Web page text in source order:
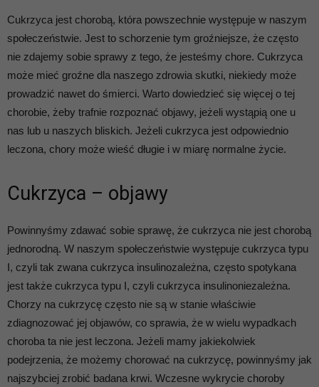
Cukrzyca jest chorobą, która powszechnie występuje w naszym
społeczeństwie. Jest to schorzenie tym groźniejsze, że często
nie zdajemy sobie sprawy z tego, że jesteśmy chore. Cukrzyca
może mieć groźne dla naszego zdrowia skutki, niekiedy może
prowadzić nawet do śmierci. Warto dowiedzieć się więcej o tej
chorobie, żeby trafnie rozpoznać objawy, jeżeli wystąpią one u
nas lub u naszych bliskich. Jeżeli cukrzyca jest odpowiednio
leczona, chory może wieść długie i w miarę normalne życie.
Cukrzyca – objawy
Powinnyśmy zdawać sobie sprawę, że cukrzyca nie jest chorobą
jednorodną. W naszym społeczeństwie występuje cukrzyca typu
I, czyli tak zwana cukrzyca insulinozależna, często spotykana
jest także cukrzyca typu I, czyli cukrzyca insulinoniezależna.
Chorzy na cukrzycę często nie są w stanie właściwie
zdiagnozować jej objawów, co sprawia, że w wielu wypadkach
choroba ta nie jest leczona. Jeżeli mamy jakiekolwiek
podejrzenia, że możemy chorować na cukrzycę, powinnyśmy jak
najszybciej zrobić badana krwi. Wczesne wykrycie choroby